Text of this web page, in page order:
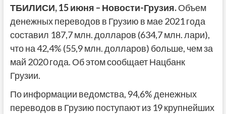
ТБИЛИСИ,15 июня – Новости-Грузия.Объем
денежных переводов в Грузию в мае 2021 года
составил 187,7 млн. долларов (634,7 млн. лари),
что на 42,4% (55,9 млн. долларов) больше, чем за
май 2020 года. Об этом сообщает Нацбанк
Грузии.
По информации ведомства, 94,6% денежных
переводов в Грузию поступают из 19 крупнейших